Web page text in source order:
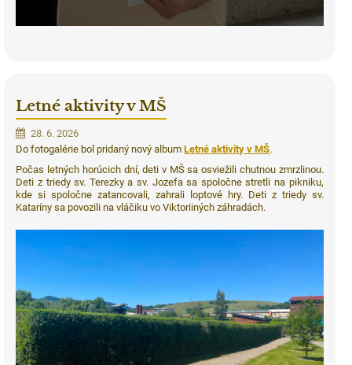
Letné aktivity v MŠ
28. 6. 2026
Do fotogalérie bol pridaný nový albumLetné aktivity v MŠ.
Počas letných horúcich dní, deti v MŠ sa osviežili chutnou zmrzlinou.
Deti z triedy sv. Terezky a sv. Jozefa sa spoločne stretli na pikniku,
kde si spoločne zatancovali, zahrali loptové hry. Deti z triedy sv.
Kataríny sa povozili na vláčiku vo Viktoriiných záhradách.